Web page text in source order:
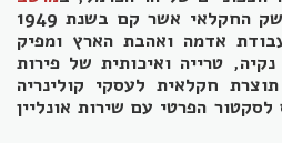
הפסטורלי. המשק החקלאי אשר קם בשנת 1949
של עבודת אדמה ואהבת הארץ ומפיק
טרייה ואיכותית של פירות
חקלאית לעסקי קולינריה
הפרטי עם שירות אונליין